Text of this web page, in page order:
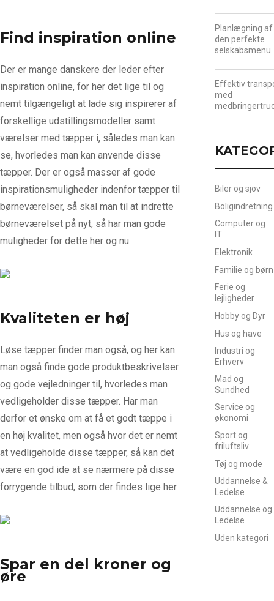
Find inspiration online
Der er mange danskere der leder efter
inspiration online, for her det lige til og
nemt tilgængeligt at lade sig inspirerer af
forskellige udstillingsmodeller samt
værelser med tæpper i, således man kan
se, hvorledes man kan anvende disse
tæpper. Der er også masser af gode
inspirationsmuligheder indenfor tæpper til
børneværelser, så skal man til at indrette
børneværelset på nyt, så har man gode
muligheder for dette her og nu.
Kvaliteten er høj
Løse tæpper finder man også, og her kan
man også finde gode produktbeskrivelser
og gode vejledninger til, hvorledes man
vedligeholder disse tæpper. Har man
derfor et ønske om at få et godt tæppe i
en høj kvalitet, men også hvor det er nemt
at vedligeholde disse tæpper, så kan det
være en god ide at se nærmere på disse
forrygende tilbud, som der findes lige her.
Spar en del kroner og
øre
Planlægning af
den perfekte
selskabsmenu
Effektiv
med
Biler og sjov
Boligindretning
Computer og
IT
Elektronik
Familie og børn
Ferie og
lejligheder
Hobby og Dyr
Hus og have
Industri og
Erhverv
Mad og
Sundhed
Service og
økonomi
Sport og
friluftsliv
Tøj og mode
Uddannelse &
Ledelse
Uddannelse og
Ledelse
Uden kategori